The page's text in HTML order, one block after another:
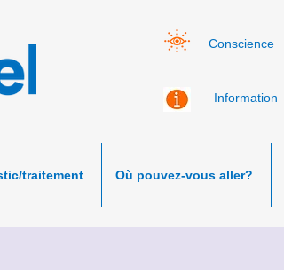
Conscience
Information
traitement Où pouvez-vous aller?